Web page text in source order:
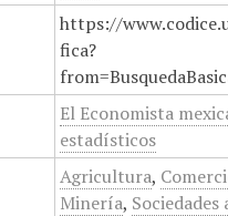
https://
fica?
El Economista
estadísticos
Agricultura,
Minería, Sociedades